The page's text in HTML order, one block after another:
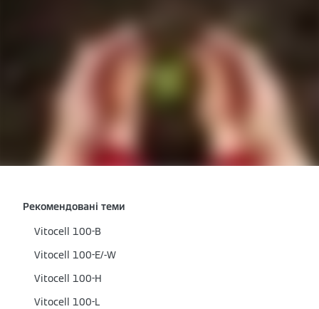
Рекомендовані теми
Vitocell 100-B
Vitocell 100-E/-W
Vitocell 100-H
Vitocell 100-L